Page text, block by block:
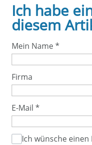
Ich habe
diesem
Mein Name*
Firma
E-Mail *
Ich wünsche einen